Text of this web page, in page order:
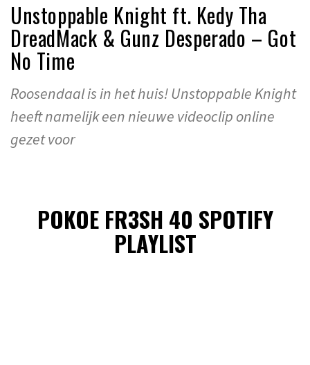
Unstoppable Knight ft. Kedy Tha
DreadMack & Gunz Desperado – Got
No Time
Roosendaal is in het huis! Unstoppable Knight
heeft namelijk een nieuwe videoclip online
gezet voor
POKOE FR3SH 40 SPOTIFY
PLAYLIST